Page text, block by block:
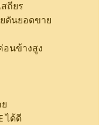
ถียร
ดันยอดขาย
นข้างสูง
ได้ดี